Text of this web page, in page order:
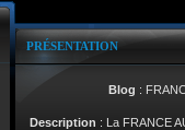
PRÉSENTATION
Blog :
Description : La FRANCE